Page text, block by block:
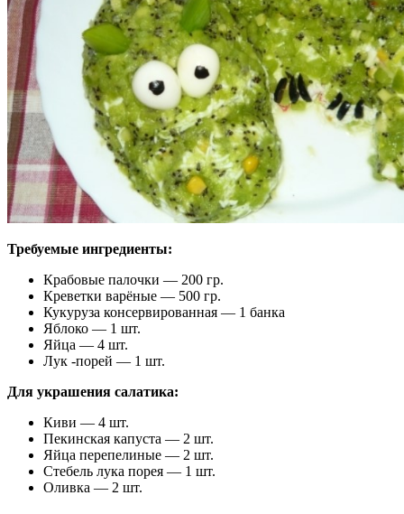
Требуемые ингредиенты:
Крабовые палочки — 200 гр.
Креветки варёные — 500 гр.
Кукуруза консервированная — 1 банка
Яблоко — 1 шт.
Яйца — 4 шт.
Лук -порей — 1 шт.
Для украшения салатика:
Киви — 4 шт.
Пекинская капуста — 2 шт.
Яйца перепелиные — 2 шт.
Стебель лука порея — 1 шт.
Оливка — 2 шт.